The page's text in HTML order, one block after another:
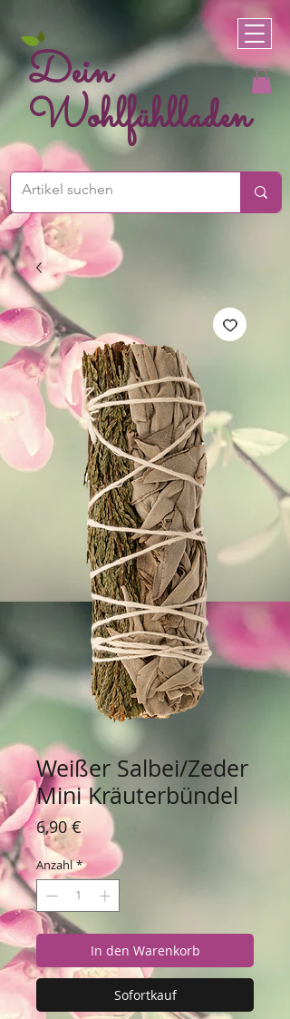
Dein
Wohlfühlladen
Weißer Salbei/Zeder
Mini Kräuterbündel
6,90 € Preis
Anzahl *
In den Warenkorb
Sofortkauf